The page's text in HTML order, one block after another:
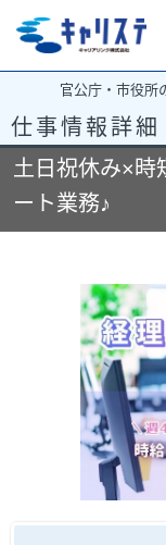
官公庁・市役所
仕事情報詳細
土日祝休み×
ート業務♪